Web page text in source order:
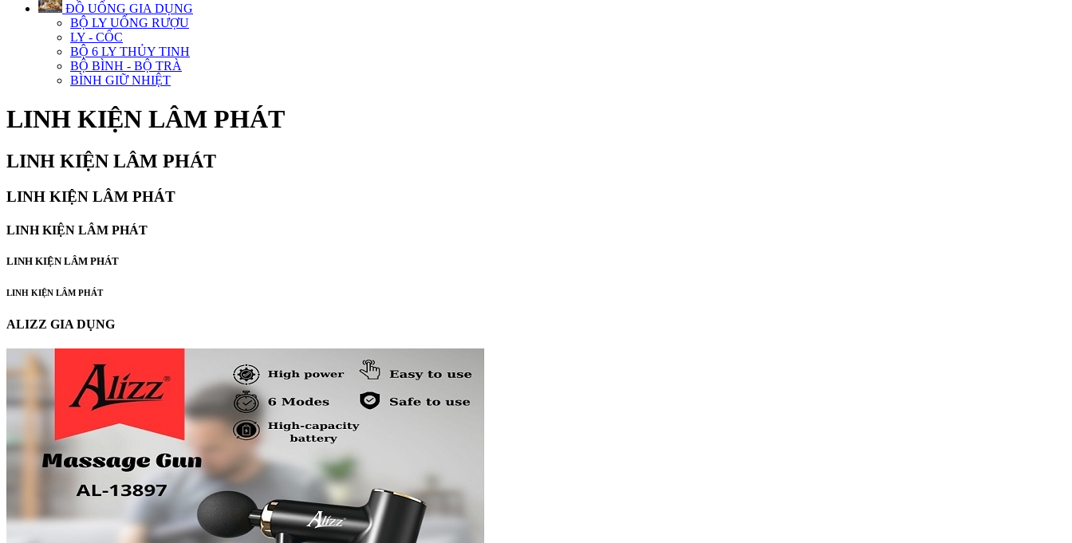
ĐỒ UỐNG GIA DỤNG
BỘ LY UỐNG RƯỢU
LY - CỐC
BỘ 6 LY THỦY TINH
BỘ BÌNH - BỘ TRÀ
BÌNH GIỮ NHIỆT
LINH KIỆN LÂM PHÁT
LINH KIỆN LÂM PHÁT
LINH KIỆN LÂM PHÁT
LINH KIỆN LÂM PHÁT
LINH KIỆN LÂM PHÁT
LINH KIỆN LÂM PHÁT
ALIZZ GIA DỤNG